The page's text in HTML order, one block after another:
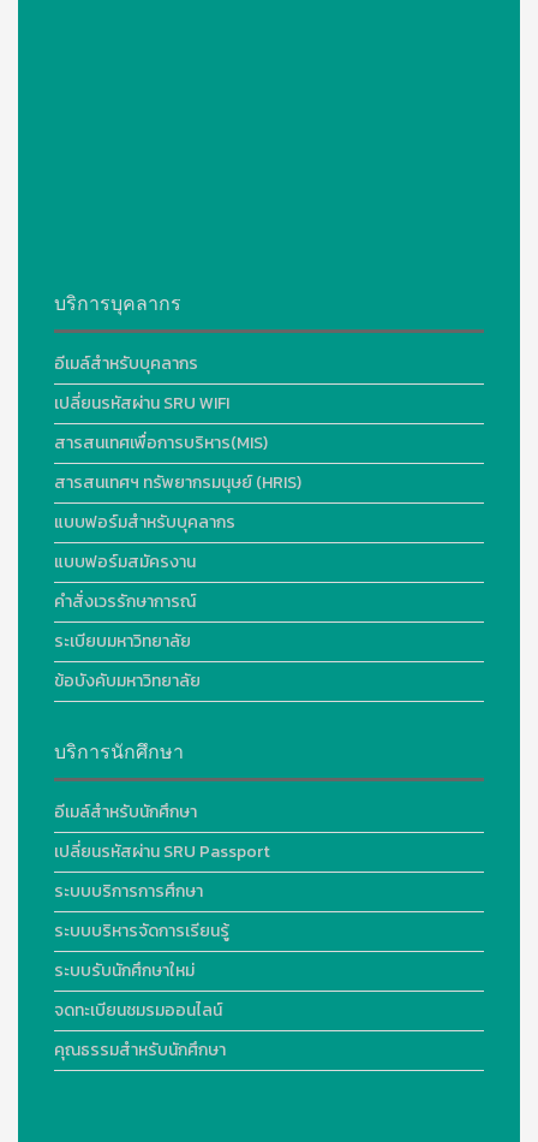
บริการบุคลากร
อีเมล์สำหรับบุคลากร
เปลี่ยนรหัสผ่าน SRU WIFI
สารสนเทศเพื่อการบริหาร(MIS)
สารสนเทศฯ ทรัพยากรมนุษย์ (HRIS)
แบบฟอร์มสำหรับบุคลากร
แบบฟอร์มสมัครงาน
คำสั่งเวรรักษาการณ์
ระเบียบมหาวิทยาลัย
ข้อบังคับมหาวิทยาลัย
บริการนักศึกษา
อีเมล์สำหรับนักศึกษา
เปลี่ยนรหัสผ่าน SRU Passport
ระบบบริการการศึกษา
ระบบบริหารจัดการเรียนรู้
ระบบรับนักศึกษาใหม่
จดทะเบียนชมรมออนไลน์
คุณธรรมสำหรับนักศึกษา